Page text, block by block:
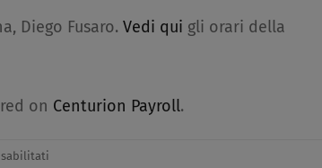
Diego Fusaro. Vedi qui gli orari della
on Centurion Payroll.